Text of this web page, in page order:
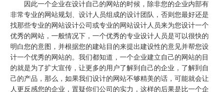
因此一个企业在设计自己的网站的时候，除非您的企业内部有
非常专业的网站规划、设计人员组成的设计团队，否则您最好还是
找那些专业的 网站设计公司 或专业的 网站设计人员来为您设计一个
优秀的网站，一般情况下，一个优秀的专业设计人员是可以很快的
明白您的意图，并根据您的建站目的来提出建设性的意见并帮您设
计一个优秀的网站的。我们都知道，一个企业建立自己的网站的目
的就是为了扩大宣传，让更多的用户了解到自己的企业，了解到自
己的产品，那么，如果我们设计的网站不够精美的话，可能就会让
人更反感您的企业，置疑你们公司的实力，这样的后果是比一个企